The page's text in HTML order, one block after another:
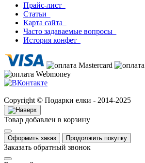
Прайс-лист
Статьи
Карта сайта
Часто задаваемые вопросы
История конфет
Copyright © Подарки елки - 2014-2025
Товар добавлен в корзину
Оформить заказ Продолжить покупку
Заказать обратный звонок